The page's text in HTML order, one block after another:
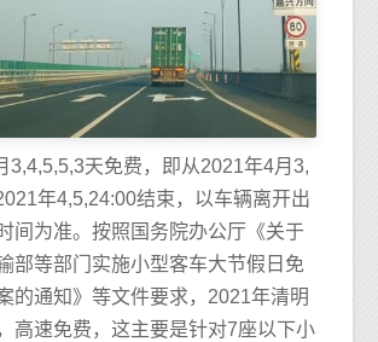
3,4,5,5,3天免费，即从2021年4月3,
年4,5,24:00结束，以车辆离开出
间为准。按照国务院办公厅《关于
部等部门实施小型客车大节假日免
的通知》等文件要求，2021年清明
高速免费，这主要是针对7座以下小